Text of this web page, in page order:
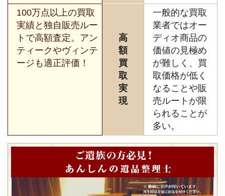
100万点以上の買取
実績と独自販売ルー
トで高額査定。アン
ティークやヴィンテ
ージも適正評価！
高
額
買
取
実
現
一般的な買取
業者ではオー
ディオ商品の
価値の見極め
が難しく、買
取価格が低く
なることや販
売ルートが限
られることが
多い。